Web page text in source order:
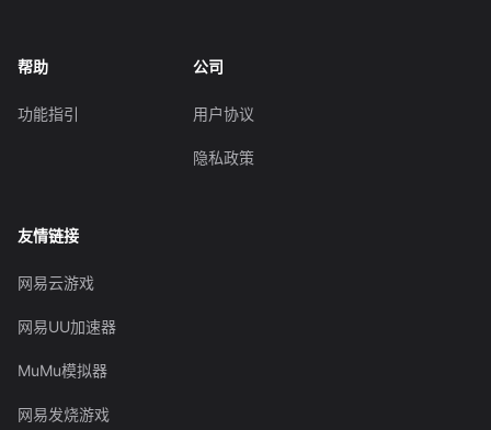
帮助
功能指引
公司
用户协议
隐私政策
友情链接
网易云游戏
网易UU加速器
MuMu模拟器
网易发烧游戏